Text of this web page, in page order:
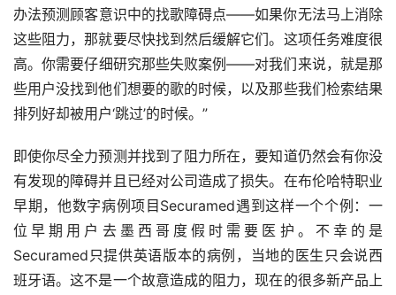
办法预测顾客意识中的找歌障碍点——如果你无法马上消除
这些阻力，那就要尽快找到然后缓解它们。这项任务难度很
高。你需要仔细研究那些失败案例——对我们来说，就是那
些用户没找到他们想要的歌的时候，以及那些我们检索结果
排列好却被用户‘跳过’的时候。”
即使你尽全力预测并找到了阻力所在，要知道仍然会有你没
有发现的障碍并且已经对公司造成了损失。在布伦哈特职业
早期，他数字病例项目Securamed遇到这样一个个例：一
位早期用户去墨西哥度假时需要医护。不幸的是
Securamed只提供英语版本的病例，当地的医生只会说西
班牙语。这不是一个故意造成的阻力，现在的很多新产品上